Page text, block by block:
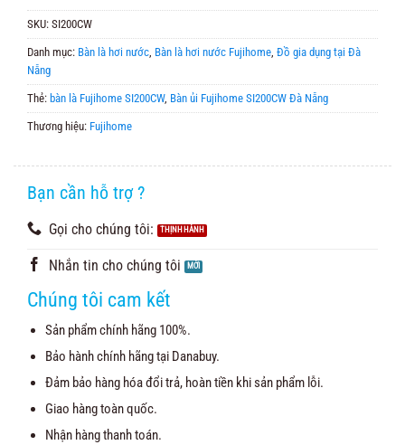
SKU: SI200CW
Danh mục: Bàn là hơi nước, Bàn là hơi nước Fujihome, Đồ gia dụng tại Đà
Nẵng
Thẻ: bàn là Fujihome SI200CW, Bàn ủi Fujihome SI200CW Đà Nẵng
Thương hiệu: Fujihome
Bạn cần hỗ trợ ?
Gọi cho chúng tôi:
Nhắn tin cho chúng tôi
Chúng tôi cam kết
Sản phẩm chính hãng 100%.
Bảo hành chính hãng tại Danabuy.
Đảm bảo hàng hóa đổi trả, hoàn tiền khi sản phẩm lỗi.
Giao hàng toàn quốc.
Nhận hàng thanh toán.